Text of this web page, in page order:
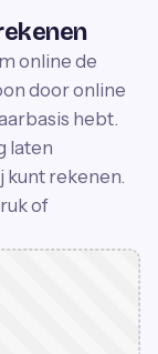
online de
door online
hebt.
laten
rekenen.
of